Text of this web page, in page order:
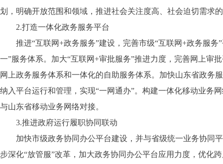
划，明确开放范围和领域，推进社会关注度高、社会迫切需求
2.打造一体化政务服务平台
推进“互联网+政务服务”建设，完善市级“互联网+政务服务
一”服务体系。加大“互联网+审批服务”推进力度，完善网上审
网上政务服务体系和一体化的自助服务体系。加快山东省政务
纳入平台运行和管理，实现“一网通办”。构建一体化移动业务
与山东省移动业务网络对接。
3.推进政府运行履职协同联动
加快市级政务协同办公平台建设，并与省级统一业务协同平
步深化“放管服”改革，加大政务协同办公平台应用力度，优化